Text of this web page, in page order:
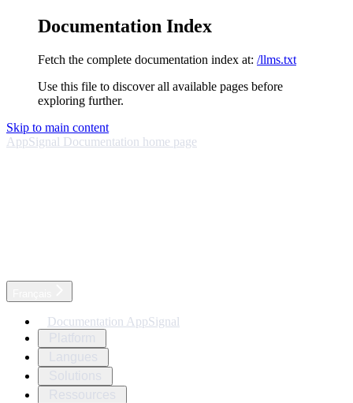
Documentation Index
Fetch the complete documentation index at: /llms.txt
Use this file to discover all available pages before
exploring further.
Skip to main content
AppSignal Documentation home page
Documentation AppSignal